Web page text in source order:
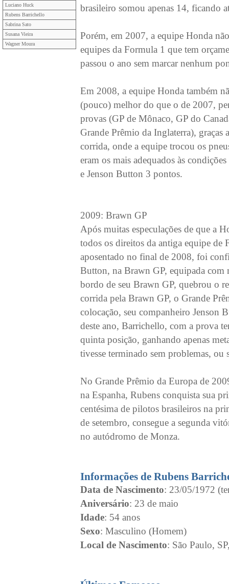
Luciano Huck
Rubens Barrichello
Sabrina Sato
Susana Vieira
Wagner Moura
brasileiro somou apenas 14, ficando
Porém, em 2007, a equipe Honda
equipes da Formula 1 que tem
passou o ano sem marcar nenhum
Em 2008, a equipe Honda também
(pouco) melhor do que o de 2007,
provas (GP de Mônaco, GP do
Grande Prêmio da Inglaterra), graças
corrida, onde a equipe trocou os
eram os mais adequados às
e Jenson Button 3 pontos.
2009: Brawn GP
Após muitas especulações de que a
todos os direitos da antiga equipe
aposentado no final de 2008, foi
Button, na Brawn GP, equipada com
bordo de seu Brawn GP, quebrou o
corrida pela Brawn GP, o Grande
colocação, seu companheiro Jenson
deste ano, Barrichello, com a prova
quinta posição, ganhando apenas
tivesse terminado sem problemas, ou
No Grande Prêmio da Europa de
na Espanha, Rubens conquista sua
centésima de pilotos brasileiros na
de setembro, consegue a segunda
no autódromo de Monza.
Informações de Rubens
Data de Nascimento: 23/05/1972
Aniversário: 23 de maio
Idade: 54 anos
Sexo: Masculino (Homem)
Local de Nascimento: São Paulo,